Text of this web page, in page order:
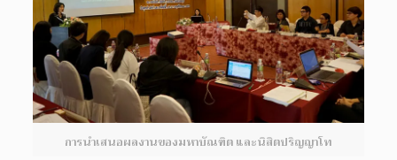
การนำเสนอผลงานของมหาบัณฑิต และนิสิตปริญญาโท